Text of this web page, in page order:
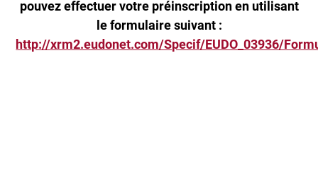
pouvez effectuer votre préinscription en utilisant
le formulaire suivant :
http://xrm2.eudonet.com/Specif/EUDO_03936/